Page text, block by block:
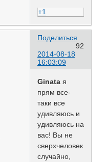
+1
Поделиться
92
2014-08-18
16:03:09
Ginata я
прям все-
таки все
удивляюсь и
удивляюсь на
вас! Вы не
сверхчеловек
случайно,